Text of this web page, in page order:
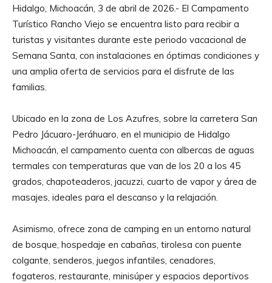
Hidalgo, Michoacán, 3 de abril de 2026.- El Campamento
Turístico Rancho Viejo se encuentra listo para recibir a
turistas y visitantes durante este periodo vacacional de
Semana Santa, con instalaciones en óptimas condiciones y
una amplia oferta de servicios para el disfrute de las
familias.
Ubicado en la zona de Los Azufres, sobre la carretera San
Pedro Jácuaro-Jeráhuaro, en el municipio de Hidalgo
Michoacán, el campamento cuenta con albercas de aguas
termales con temperaturas que van de los 20 a los 45
grados, chapoteaderos, jacuzzi, cuarto de vapor y área de
masajes, ideales para el descanso y la relajación.
Asimismo, ofrece zona de camping en un entorno natural
de bosque, hospedaje en cabañas, tirolesa con puente
colgante, senderos, juegos infantiles, cenadores,
fogateros, restaurante, minisúper y espacios deportivos